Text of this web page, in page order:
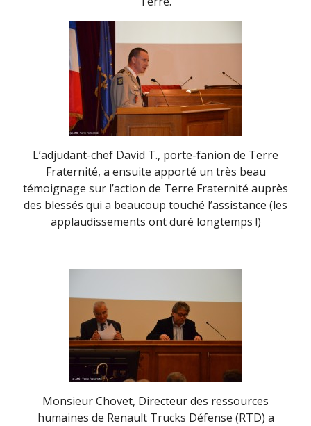
L’adjudant-chef David T., porte-fanion de Terre
Fraternité, a ensuite apporté un très beau
témoignage sur l’action de Terre Fraternité auprès
des blessés qui a beaucoup touché l’assistance (les
applaudissements ont duré longtemps !)
Monsieur Chovet, Directeur des ressources
humaines de Renault Trucks Défense (RTD) a